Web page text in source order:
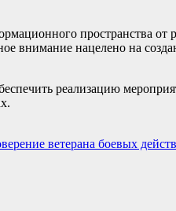
пространства от
внимание нацелено на
реализацию
ветерана боевых